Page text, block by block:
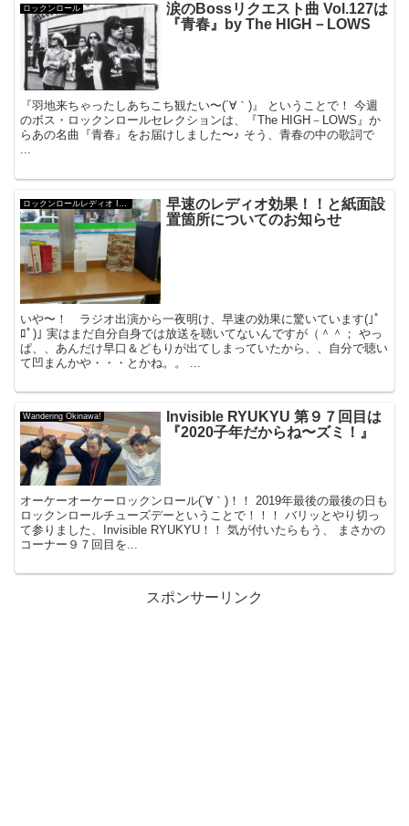
ロックンロール
涙のBossリクエスト曲 Vol.127は
『青春』by The HIGH－LOWS
『羽地来ちゃったしあちこち観たい〜(´∀｀)』 ということで！ 今週
のボス・ロックンロールセレクションは、『The HIGH－LOWS』か
らあの名曲『青春』をお届けしました〜♪ そう、青春の中の歌詞で
...
早速のレディオ効果！！と紙面設
置箇所についてのお知らせ
いや〜！ ラジオ出演から一夜明け、早速の効果に驚いています(｣ﾟ
ﾛﾟ)｣ 実はまだ自分自身では放送を聴いてないんですが（＾＾； やっ
ぱ、、あんだけ早口＆どもりが出てしまっていたから、、自分で聴い
て凹まんかや・・・とかね。。 ...
Wandering Okinawa!
Invisible RYUKYU 第９７回目は
『2020子年だからね〜ズミ！』
オーケーオーケーロックンロール(´∀｀)！！ 2019年最後の最後の日も
ロックンロールチューズデーということで！！！ バリッとやり切っ
て参りました、Invisible RYUKYU！！ 気が付いたらもう、 まさかの
コーナー９７回目を...
スポンサーリンク